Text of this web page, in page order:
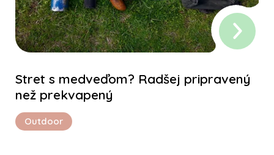
Stret s medveďom? Radšej pripravený
než prekvapený
Outdoor